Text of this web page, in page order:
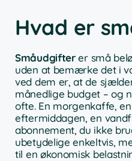
Hvad er
Småudgifterer små
uden at bemærke det i
ved dem er, at de
månedlige budget – og
ofte. En morgenkaffe,
eftermiddagen, en
abonnement, du ikke
ubetydelige enkeltvis,
til en økonomisk